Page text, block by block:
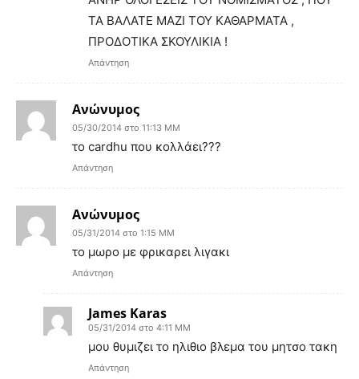
ΤΑ ΒΑΛΑΤΕ ΜΑΖΙ ΤΟΥ ΚΑΘΑΡΜΑΤΑ ,
ΠΡΟΔΟΤΙΚΑ ΣΚΟΥΛΙΚΙΑ !
Απάντηση
Ανώνυμος
05/30/2014 στο 11:13 ΜΜ
το cardhu που κολλάει???
Απάντηση
Ανώνυμος
05/31/2014 στο 1:15 ΜΜ
το μωρο με φρικαρει λιγακι
Απάντηση
James Karas
05/31/2014 στο 4:11 ΜΜ
μου θυμιζει το ηλιθιο βλεμα του μητσο τακη
Απάντηση